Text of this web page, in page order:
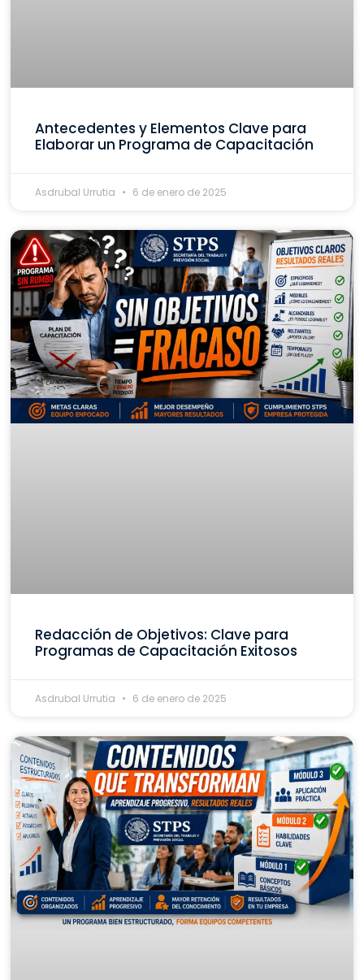
Antecedentes y Elementos Clave para
Elaborar un Programa de Capacitación
Asdrubal Urrutia 6 de enero de 2025
Redacción de Objetivos: Clave para
Programas de Capacitación Exitosos
Asdrubal Urrutia 6 de enero de 2025